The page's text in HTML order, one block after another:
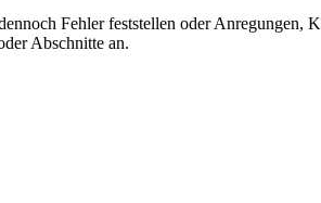
Fehler feststellen oder Anregungen,
Abschnitte an.